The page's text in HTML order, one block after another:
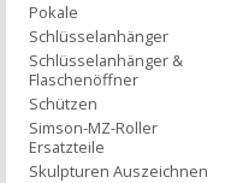
Pokale
Schlüsselanhänger
Schlüsselanhänger &
Flaschenöffner
Schützen
Simson-MZ-Roller
Ersatzteile
Skulpturen Auszeichnen